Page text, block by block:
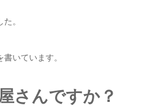
。
いています。
さんですか？